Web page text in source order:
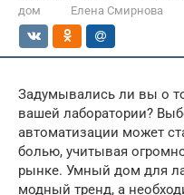
дом
Елена Смирнова
Задумывались ли вы о
вашей лаборатории?
автоматизации может
болью, учитывая
рынке. Умный дом для
модный тренд, а